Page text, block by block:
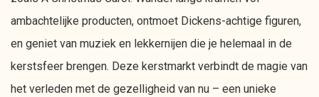
ambachtelijke producten, ontmoet Dickens-achtige figuren,
en geniet van muziek en lekkernijen die je helemaal in de
kerstsfeer brengen. Deze kerstmarkt verbindt de magie van
het verleden met de gezelligheid van nu – een unieke